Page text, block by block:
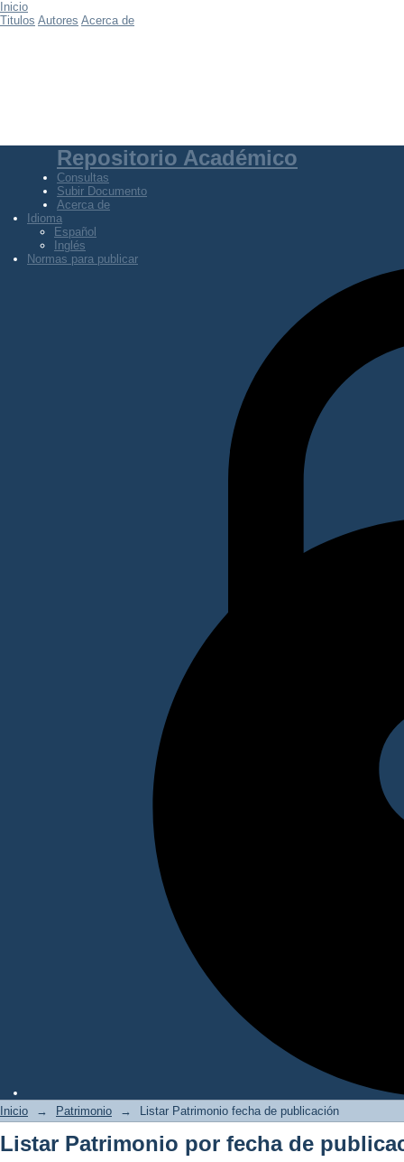
Inicio
Titulos Autores Acerca de
Repositorio Académico
Consultas
Subir Documento
Acerca de
Idioma
Español
Inglés
Normas para publicar
Inicio → Patrimonio → Listar Patrimonio fecha de publicación
Listar Patrimonio por fecha de